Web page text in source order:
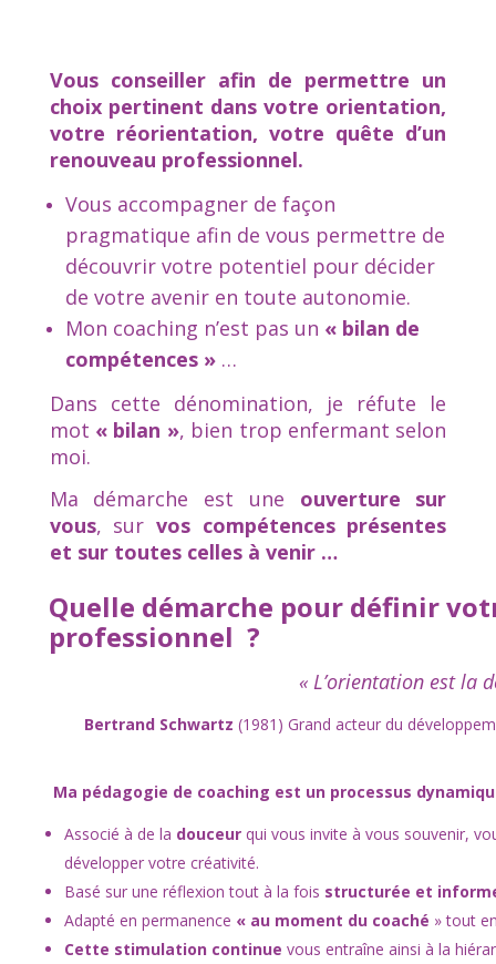
Vous conseiller afin de permettre un
choix pertinent dans votre orientation,
votre réorientation, votre quête d’un
renouveau professionnel.
Vous accompagner de façon
pragmatique afin de vous permettre de
découvrir votre potentiel pour décider
de votre avenir en toute autonomie.
Mon coaching n’est pas un « bilan de
compétences »…
Dans cette dénomination, je réfute le
mot « bilan », bien trop enfermant selon
moi.
Ma démarche est une ouverture sur
vous, sur vos compétences présentes
et sur toutes celles à venir …
Quelle démarche pour définir
professionnel ?
« L’orientation est la
Bertrand Schwartz (1981) Grand acteur du
Ma pédagogie de coaching est un processus
Associé à de la douceurqui vous invite à vous souvenir,
développer votre créativité.
Basé sur une réflexion tout à la fois structurée et
Adapté en permanence « au moment du coaché » tout
Cette stimulation continue vous entraîne ainsi à la